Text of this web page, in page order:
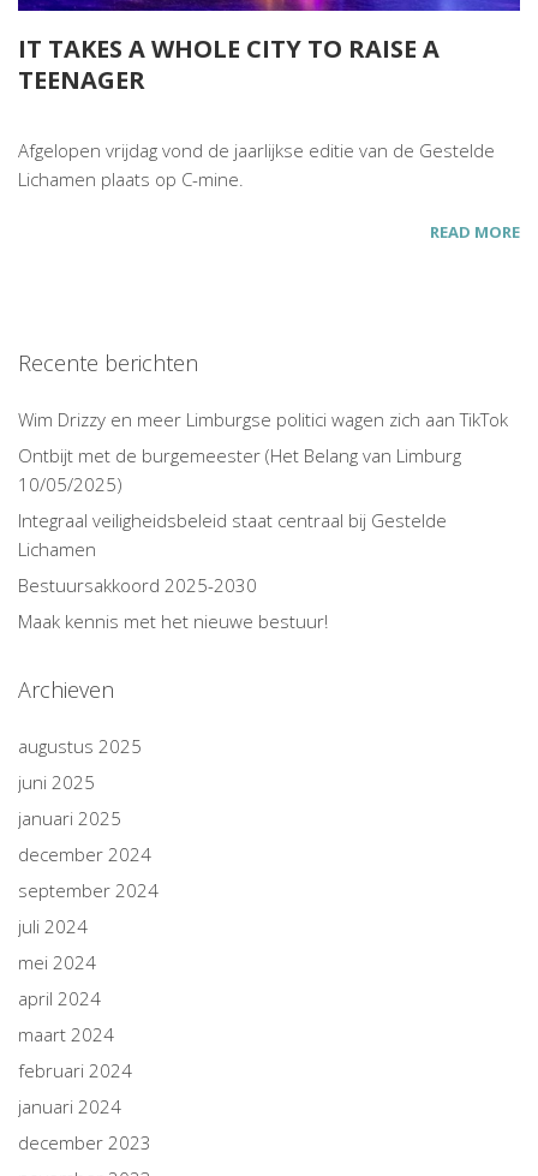
IT TAKES A WHOLE CITY TO RAISE A
TEENAGER
Afgelopen vrijdag vond de jaarlijkse editie van de Gestelde
Lichamen plaats op C-mine.
READ MORE
Recente berichten
Wim Drizzy en meer Limburgse politici wagen zich aan TikTok
Ontbijt met de burgemeester (Het Belang van Limburg
10/05/2025)
Integraal veiligheidsbeleid staat centraal bij Gestelde
Lichamen
Bestuursakkoord 2025-2030
Maak kennis met het nieuwe bestuur!
Archieven
augustus 2025
juni 2025
januari 2025
december 2024
september 2024
juli 2024
mei 2024
april 2024
maart 2024
februari 2024
januari 2024
december 2023